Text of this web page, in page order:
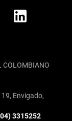
COLOMBIANO
Envigado,
3315252